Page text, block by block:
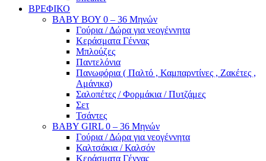
ΒΡΕΦΙΚΟ
ΒΑΒΥ ΒΟΥ 0 – 36 Μηνών
Γούρια / Δώρα για νεογέννητα
Κεράσματα Γέννας
Μπλούζες
Παντελόνια
Πανωφόρια ( Παλτό , Καμπαρντίνες , Ζακέτες ,
Αμάνικα)
Σαλοπέτες / Φορμάκια / Πυτζάμες
Σετ
Τσάντες
BABY GIRL 0 – 36 Μηνών
Γούρια / Δώρα για νεογέννητα
Καλτσάκια / Καλσόν
Κεράσματα Γέννας